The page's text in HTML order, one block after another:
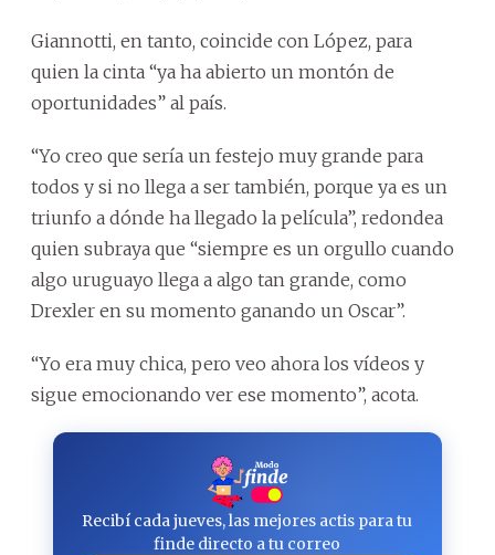
Giannotti, en tanto, coincide con López, para
quien la cinta “ya ha abierto un montón de
oportunidades” al país.
“Yo creo que sería un festejo muy grande para
todos y si no llega a ser también, porque ya es un
triunfo a dónde ha llegado la película”, redondea
quien subraya que “siempre es un orgullo cuando
algo uruguayo llega a algo tan grande, como
Drexler en su momento ganando un Oscar”.
“Yo era muy chica, pero veo ahora los vídeos y
sigue emocionando ver ese momento”, acota.
Recibí cada jueves, las mejores actis para tu
finde directo a tu correo